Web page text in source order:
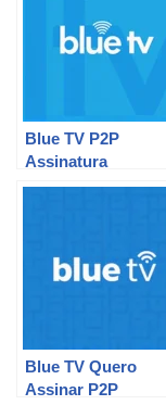
Blue TV P2P
Assinatura
Blue TV Quero
Assinar P2P